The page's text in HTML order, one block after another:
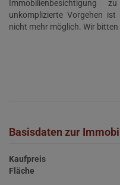
unkomplizierte Vorgehen
nicht mehr möglich. Wir
Basisdaten zur
Kaufpreis
Fläche